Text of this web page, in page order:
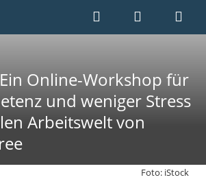
Online-Workshop für
und weniger Stress
Arbeitswelt von
Foto: iStock